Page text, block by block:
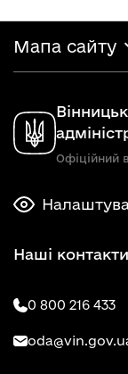
Мапа сайту
Офіційний
Наші контакти
0 800 216 433